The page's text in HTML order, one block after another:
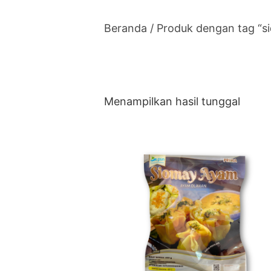
Beranda / Produk dengan tag
Menampilkan hasil tunggal